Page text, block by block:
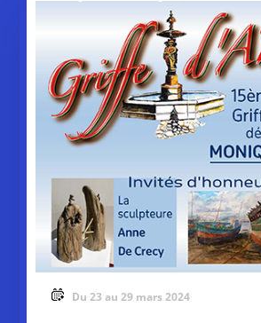
Du 23 au 29 mars 2024